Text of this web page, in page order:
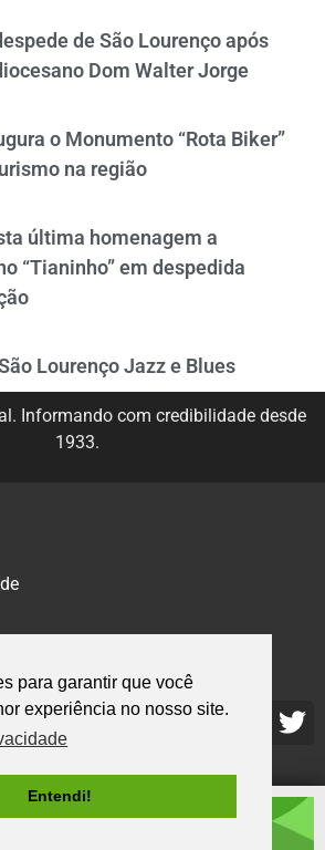
para garantir que você
experiência no nosso site.
Entendi!
de São Lourenço após
Dom Walter Jorge
o Monumento “Rota Biker”
na região
última homenagem a
“Tianinho” em despedida
Lourenço Jazz e Blues
Informando com credibilidade desde
1933.